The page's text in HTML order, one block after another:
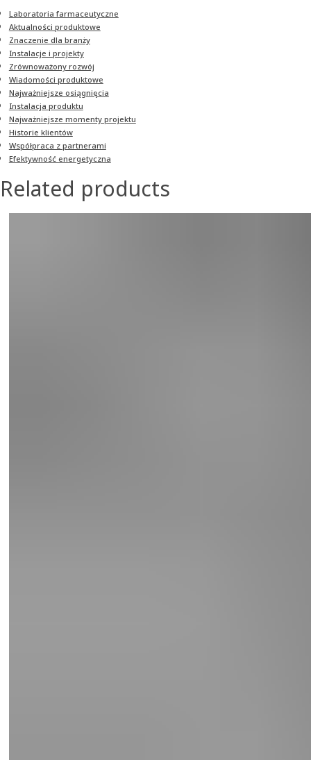
Laboratoria farmaceutyczne
Aktualności produktowe
Znaczenie dla branży
Instalacje i projekty
Zrównoważony rozwój
Wiadomości produktowe
Najważniejsze osiągnięcia
Instalacja produktu
Najważniejsze momenty projektu
Historie klientów
Współpraca z partnerami
Efektywność energetyczna
Related products